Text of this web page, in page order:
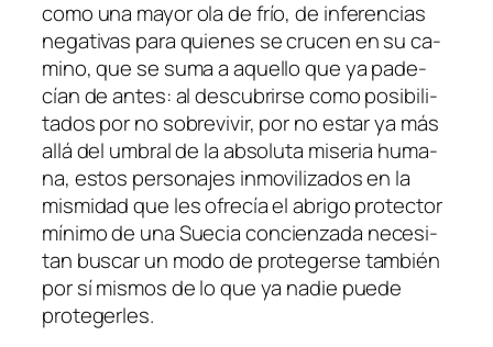
co­mo una ma­yor ola de frío, de in­fe­ren­cias
ne­ga­ti­vas pa­ra quie­nes se cru­cen en su ca­
mino, que se su­ma a aque­llo que ya pa­de­
cían de an­tes: al des­cu­brir­se co­mo po­si­bi­li­
ta­dos por no so­bre­vi­vir, por no es­tar ya más
allá del um­bral de la ab­so­lu­ta mi­se­ria hu­ma­
na, es­tos per­so­na­jes in­mo­vi­li­za­dos en la
mis­mi­dad que les ofre­cía el abri­go pro­tec­tor
mí­ni­mo de unaSuecia con­cien­za­da ne­ce­si­
tan bus­car un mo­do de pro­te­ger­se tam­bién
por sí mis­mos de lo que ya na­die pue­de
protegerles.